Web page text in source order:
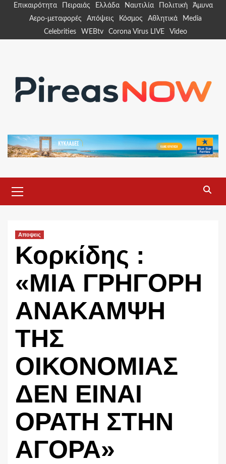
Επικαιρότητα Πειραιάς Ελλάδα Ναυτιλία Πολιτική
Άμυνα
Αερο-μεταφορές
Απόψεις Κόσμος Αθλητικά
Media
Celebrities
WEBtv Corona Virus LIVE Video
Menu
Αποψεις
Κορκίδης :
«ΜΙΑ ΓΡΗΓΟΡΗ
ΑΝΑΚΑΜΨΗ
ΤΗΣ
ΟΙΚΟΝΟΜΙΑΣ
ΔΕΝ ΕΙΝΑΙ
ΟΡΑΤΗ ΣΤΗΝ
ΑΓΟΡΑ»